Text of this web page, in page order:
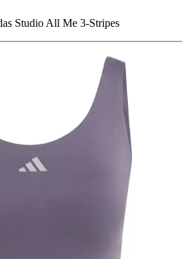
Studio All Me 3-Stripes